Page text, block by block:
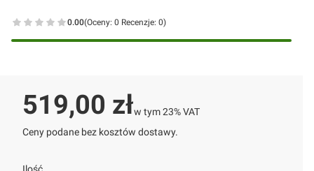
0.00(Oceny: 0 Recenzje: 0)
Przejdź do sekcji Opinie
Cena
519,00 złw tym 23% VAT
w tym23%VAT
Ceny podane bez kosztów dostawy.